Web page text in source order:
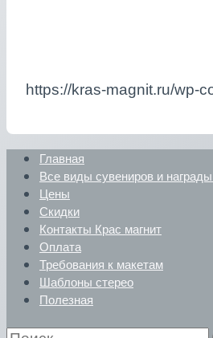
https://kras-magnit.ru/wp-
Главная
Все виды сувениров и
Цены
Скидки
Контакты Крас магнит
Оплата
Требования к макетам
Шаблоны стерео
Полезная
Найти: